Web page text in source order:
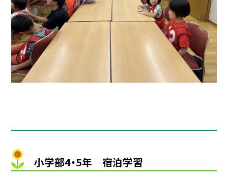
小学部4・5年 宿泊学習